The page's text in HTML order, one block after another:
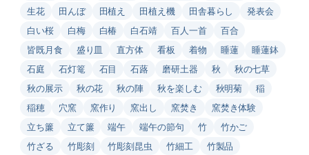
生花 田んぼ 田植え 田植え機 田舎暮らし
発表会
白い桜
白梅 白椿 白石靖 百人一首
百合
皆既月食
盛り皿 直方体 看板 着物 睡蓮
睡蓮鉢
石庭
石灯篭 石目 石蕗 磨研土器 秋
秋の七草
秋の展示
秋の花 秋の陣 秋を楽しむ 秋明菊
稲
稲穂
穴窯 窯作り 窯出し 窯焚き
窯焚き体験
立ち簾
立て簾 端午 端午の節句 竹
竹かご
竹ざる
竹彫刻 竹彫刻昆虫 竹細工
竹製品